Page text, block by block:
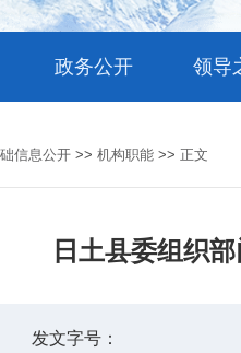
政务公开 领导
信息公开 >>机构职能 >>正文
日土县委组织
发文字号：